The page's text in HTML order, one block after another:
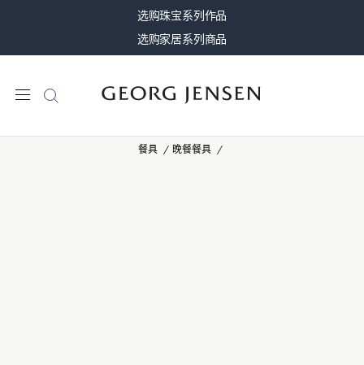
选购珠宝系列作品
选购家居系列商品
餐具 晚餐餐具